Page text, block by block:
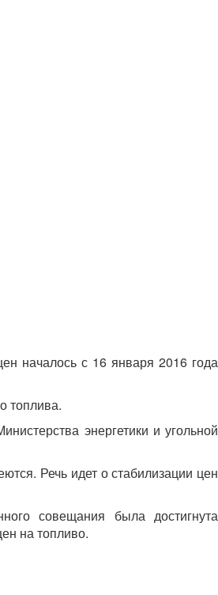
началось с 16 января 2016 года
топлива.
энергетики и угольной
Речь идет о стабилизации цен
совещания была достигнута
на топливо.